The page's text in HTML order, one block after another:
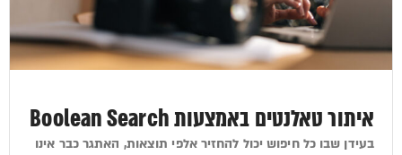
איתור טאלנטים באמצעות Boolean Search
בעידן שבו כל חיפוש יכול להחזיר אלפי תוצאות, האתגר כבר אינו